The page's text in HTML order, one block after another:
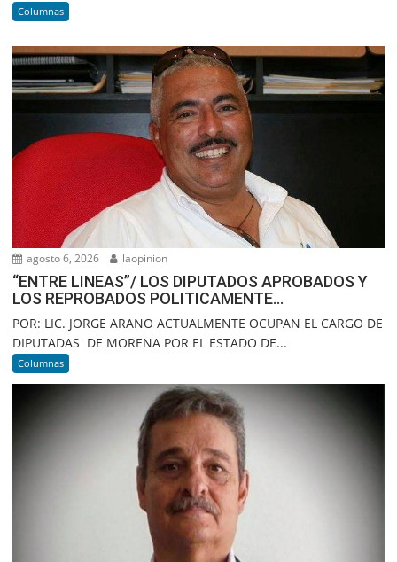
Columnas
agosto 6, 2026 laopinion
“ENTRE LINEAS”/ LOS DIPUTADOS APROBADOS Y
LOS REPROBADOS POLITICAMENTE…
POR: LIC. JORGE ARANO ACTUALMENTE OCUPAN EL CARGO DE
DIPUTADAS DE MORENA POR EL ESTADO DE...
Columnas